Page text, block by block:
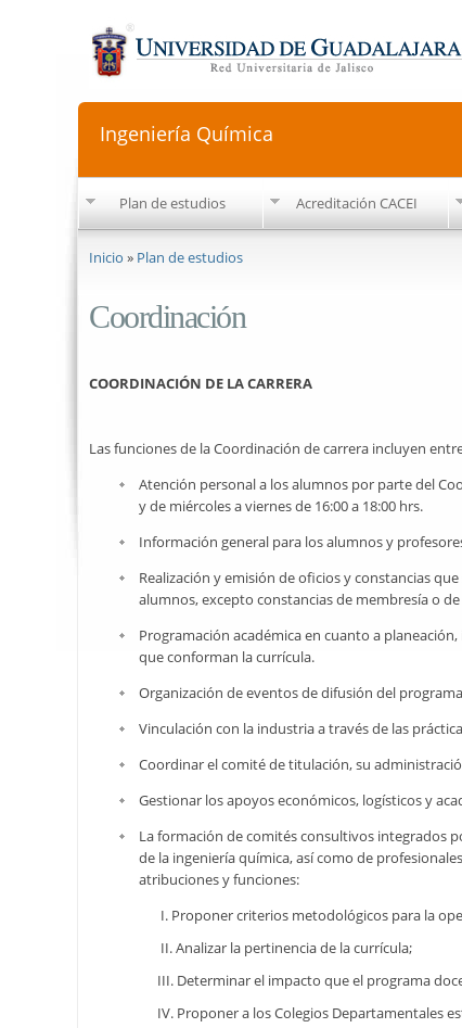
Ingeniería Química
Plan de estudios Acreditación CACEI
Inicio » Plan de estudios
Coordinación
COORDINACIÓN DE LA CARRERA
Las funciones de la Coordinación de carrera incluyen
Atención personal a los alumnos por parte del
y de miércoles a viernes de 16:00 a 18:00 hrs.
Información general para los alumnos y
Realización y emisión de oficios y constancias
alumnos, excepto constancias de membresía o
Programación académica en cuanto a
que conforman la currícula.
Organización de eventos de difusión del
Vinculación con la industria a través de las
Coordinar el comité de titulación, su
Gestionar los apoyos económicos, logísticos y
La formación de comités consultivos integrados
de la ingeniería química, así como de
atribuciones y funciones:
I. Proponer criterios metodológicos para la
II. Analizar la pertinencia de la currícula;
III. Determinar el impacto que el programa docente
IV. Proponer a los Colegios Departamentales